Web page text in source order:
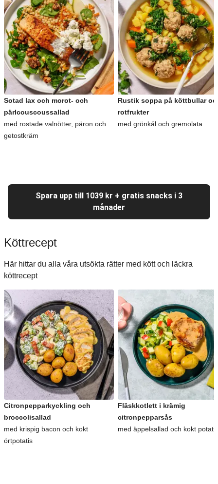
Sotad lax och morot- och
pärlcouscoussallad
med rostade valnötter, päron och
getostkräm
Rustik soppa på köttbullar
rotfrukter
med grönkål och gremolata
Spara upp till 1039 kr + gratis snacks i 3
månader
Köttrecept
Här hittar du alla våra utsökta rätter med kött och läckra
köttrecept
Citronpepparkyckling och
broccolisallad
med krispig bacon och kokt
örtpotatis
Fläskkotlett i krämig
citronpepparsås
med äppelsallad och kokt potatis